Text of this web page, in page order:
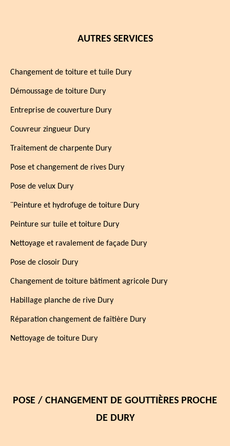
AUTRES SERVICES
Changement de toiture et tuile Dury
Démoussage de toiture Dury
Entreprise de couverture Dury
Couvreur zingueur Dury
Traitement de charpente Dury
Pose et changement de rives Dury
Pose de velux Dury
¨Peinture et hydrofuge de toiture Dury
Peinture sur tuile et toiture Dury
Nettoyage et ravalement de façade Dury
Pose de closoir Dury
Changement de toiture bâtiment agricole Dury
Habillage planche de rive Dury
Réparation changement de faîtière Dury
Nettoyage de toiture Dury
POSE / CHANGEMENT DE GOUTTIÈRES PROCHE
DE DURY